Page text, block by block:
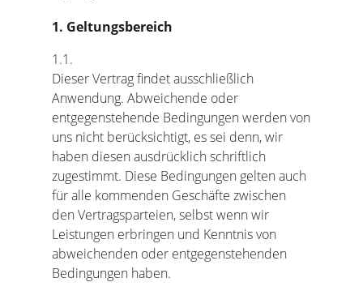
1. Geltungsbereich
1.1.
Dieser Vertrag findet ausschließlich
Anwendung. Abweichende oder
entgegenstehende Bedingungen werden von
uns nicht berücksichtigt, es sei denn, wir
haben diesen ausdrücklich schriftlich
zugestimmt. Diese Bedingungen gelten auch
für alle kommenden Geschäfte zwischen
den Vertragsparteien, selbst wenn wir
Leistungen erbringen und Kenntnis von
abweichenden oder entgegenstehenden
Bedingungen haben.